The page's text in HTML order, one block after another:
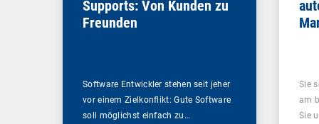
Supports: Von Kunden zu
Freunden
Software Entwickler stehen seit jeher
vor einem Zielkonflikt: Gute Software
soll möglichst einfach zu…
Sie
am
Sie